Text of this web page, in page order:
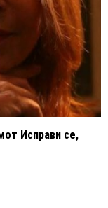
Исправи се,